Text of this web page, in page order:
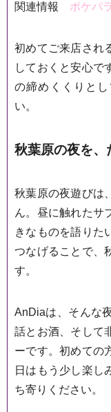
関連情報
ポケパ
初めてご来店され
しておくと安心で
の締めくくりと
い。
秋葉原の夜を、
秋葉原の夜遊びは
ん。昼に触れたサ
きなものを語りた
つなげることで、
す。
AnDiaは、そんな
話とお酒、そして
ーです。初めての
日はもう少し楽し
ち寄りください。